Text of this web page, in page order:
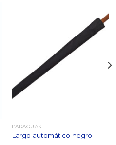
PARAGUAS
Largo automático negro.